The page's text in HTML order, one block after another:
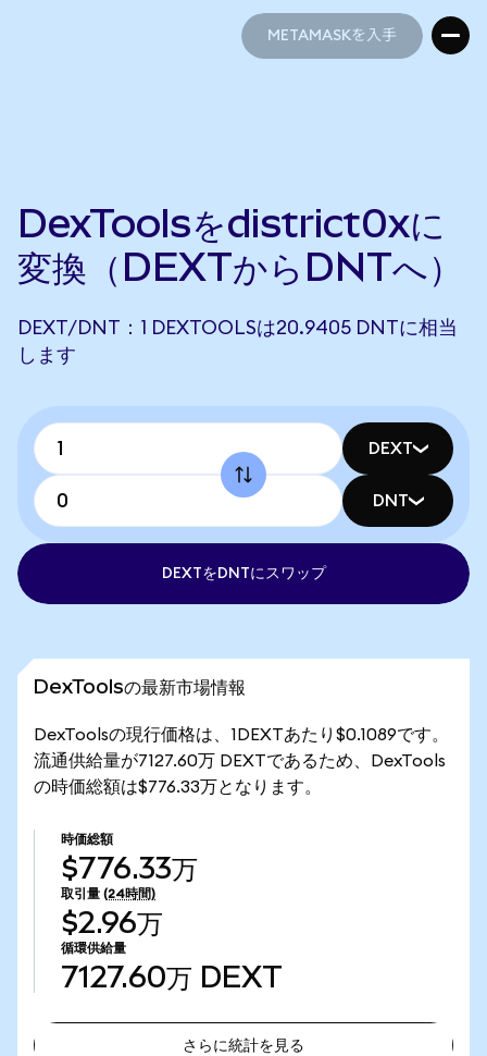
METAMASKを入手
DexToolsをdistrict0xに
変換（DEXTからDNTへ）
DEXT/DNT：1 DEXTOOLSは20.9405 DNTに相当
します
DEXT
DNT
DEXTをDNTにスワップ
DexToolsの最新市場情報
DexToolsの現行価格は、1DEXTあたり$0.1089です。
流通供給量が7127.60万 DEXTであるため、DexTools
の時価総額は$776.33万となります。
時価総額
$776.33万
取引量 (24時間)
$2.96万
循環供給量
7127.60万 DEXT
さらに統計を見る